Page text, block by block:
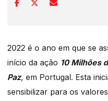
2022 é o ano em que se
início da ação 10 Milhões
Paz, em Portugal. Esta
sensibilizar para os